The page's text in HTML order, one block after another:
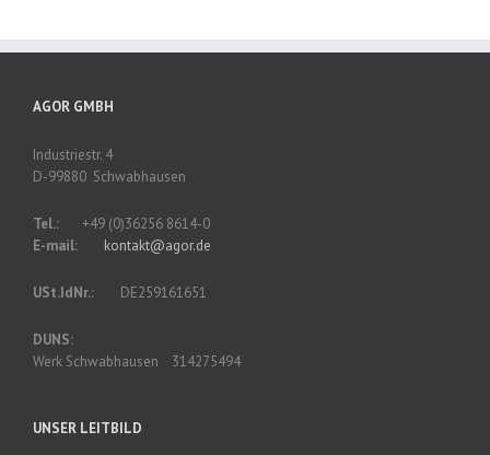
AGOR GMBH
Industriestr. 4
D-99880 Schwabhausen
Tel.: +49 (0)36256 8614-0
E-mail:
kontakt@agor.de
USt.IdNr.: DE259161651
DUNS:
Werk Schwabhausen 314275494
UNSER LEITBILD